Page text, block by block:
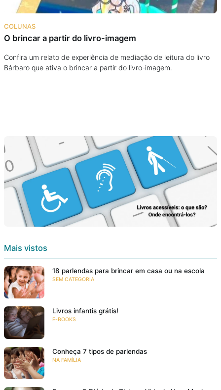
Taba na Escola
COLUNAS
O brincar a partir do livro-imagem
Confira um relato de experiência de mediação de leitura do livro
Bárbaro que ativa o brincar a partir do livro-imagem.
Mais vistos
18 parlendas para brincar em casa ou na escola
SEM CATEGORIA
Livros infantis grátis!
E-BOOKS
Conheça 7 tipos de parlendas
NA FAMÍLIA